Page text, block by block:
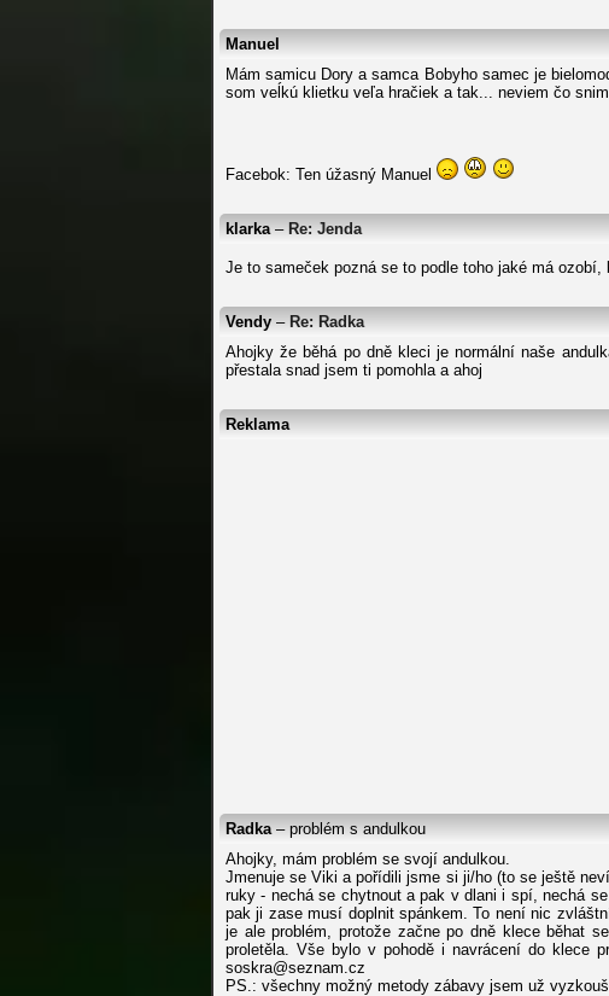
Manuel
Mám samicu Dory a samca Bobyho samec je
som veĺkú klietku veľa hračiek a tak... neviem čo
Facebok: Ten úžasný Manuel
klarka – Re: Jenda
Je to sameček pozná se to podle toho jaké má
Vendy – Re: Radka
Ahojky že běhá po dně kleci je normální naše
přestala snad jsem ti pomohla a ahoj
Reklama
Radka – problém s andulkou
Ahojky, mám problém se svojí andulkou.
Jmenuje se Viki a pořídili jsme si ji/ho (to se ještě
ruky - nechá se chytnout a pak v dlani i spí, nechá
pak ji zase musí doplnit spánkem. To není nic
je ale problém, protože začne po dně klece běhat
proletěla. Vše bylo v pohodě i navrácení do klece
soskra@seznam.cz
PS.: všechny možný metody zábavy jsem už